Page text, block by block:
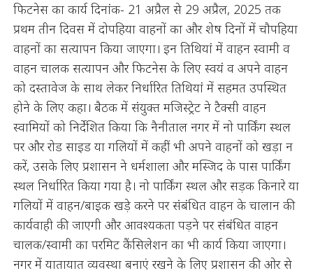
फिटनेस का कार्य दिनांक- 21 अप्रैल से 29 अप्रैल, 2025 तक
प्रथम तीन दिवस में दोपहिया वाहनों का और शेष दिनों में चौपहिया
वाहनों का सत्यापन किया जाएगा। इन तिथियां में वाहन स्वामी व
वाहन चालक सत्यापन और फिटनेस के लिए स्वयं व अपने वाहन
को दस्तावेज के साथ लेकर निर्धारित तिथियां में सहमत उपस्थित
होने के लिए कहा। बैठक में संयुक्त मजिस्ट्रेट ने टैक्सी वाहन
स्वामियों को निर्देशित किया कि नैनीताल नगर में नो पार्किंग स्थल
पर और रोड साइड या गलियों में कहीं भी अपने वाहनों को खड़ा न
करें, उसके लिए प्रशासन ने धर्मशाला और मस्जिद के पास पार्किंग
स्थल निर्धारित किया गया है। नो पार्किंग स्थल और सड़क किनारे या
गलियों में वाहन/बाइक खड़े करने पर संबंधित वाहन के चालान की
कार्यवाही की जाएगी और आवश्यकता पड़ने पर संबंधित वाहन
चालक/स्वामी का परमिट कैंसिलेशन का भी कार्य किया जाएगा।
नगर में यातायात व्यवस्था बनाएं रखने के लिए प्रशासन की ओर से